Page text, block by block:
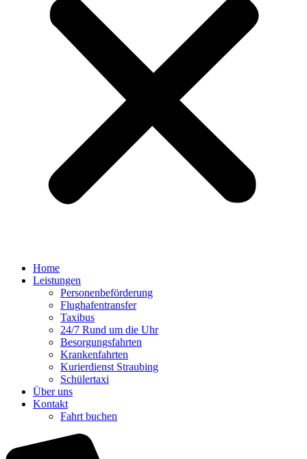
Home
Leistungen
Personenbeförderung
Flughafentransfer
Taxibus
24/7 Rund um die Uhr
Besorgungsfahrten
Krankenfahrten
Kurierdienst Straubing
Schülertaxi
Über uns
Kontakt
Fahrt buchen